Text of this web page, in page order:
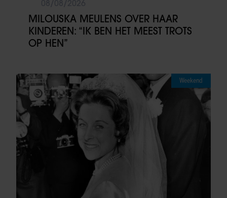
MILOUSKA MEULENS OVER HAAR
KINDEREN: “IK BEN HET MEEST TROTS
OP HEN”
Weekend